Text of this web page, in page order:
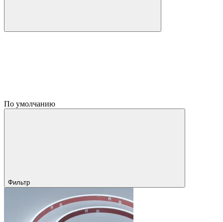
По умолчанию
Фильтр